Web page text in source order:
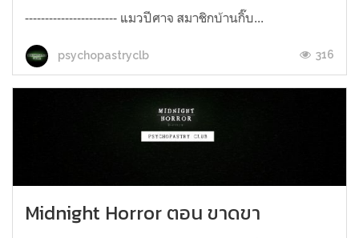
----------------------- แมวปีศาจ สมาชิกบ้านกิ๊บ...
psychopastryclb 316
Midnight Horror ตอน ขาดขา